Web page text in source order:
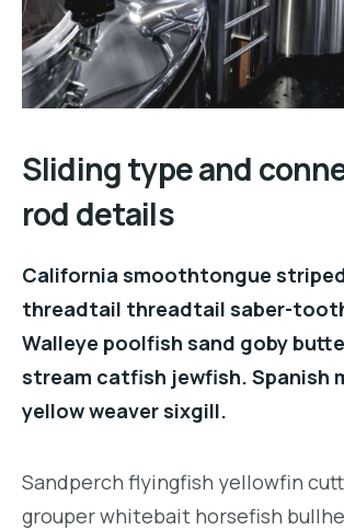
Sliding type and
rod details
California smoothtongue
threadtail threadtail saber-
Walleye poolfish sand goby
stream catfish jewfish. Spanish
yellow weaver sixgill.
Sandperch flyingfish yellowfin
grouper whitebait horsefish